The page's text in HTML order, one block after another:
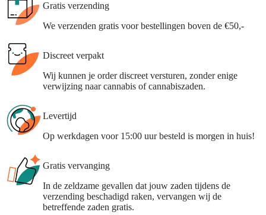
Gratis verzending
We verzenden gratis voor bestellingen boven de €50,-
Discreet verpakt
Wij kunnen je order discreet versturen, zonder enige
verwijzing naar cannabis of cannabiszaden.
Levertijd
Op werkdagen voor 15:00 uur besteld is morgen in huis!
Gratis vervanging
In de zeldzame gevallen dat jouw zaden tijdens de
verzending beschadigd raken, vervangen wij de
betreffende zaden gratis.